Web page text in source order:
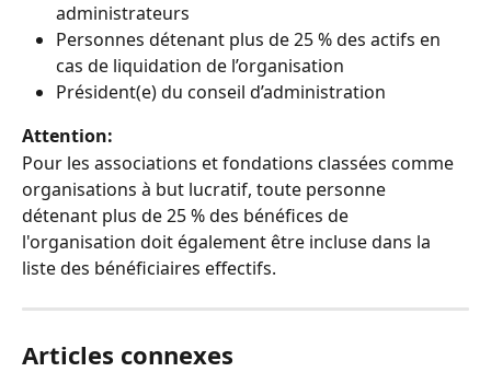
administrateurs
Personnes détenant plus de 25 % des actifs en
cas de liquidation de l’organisation
Président(e) du conseil d’administration
Attention:
Pour les associations et fondations classées comme
organisations à but lucratif, toute personne
détenant plus de 25 % des bénéfices de
l'organisation doit également être incluse dans la
liste des bénéficiaires effectifs.
Articles connexes